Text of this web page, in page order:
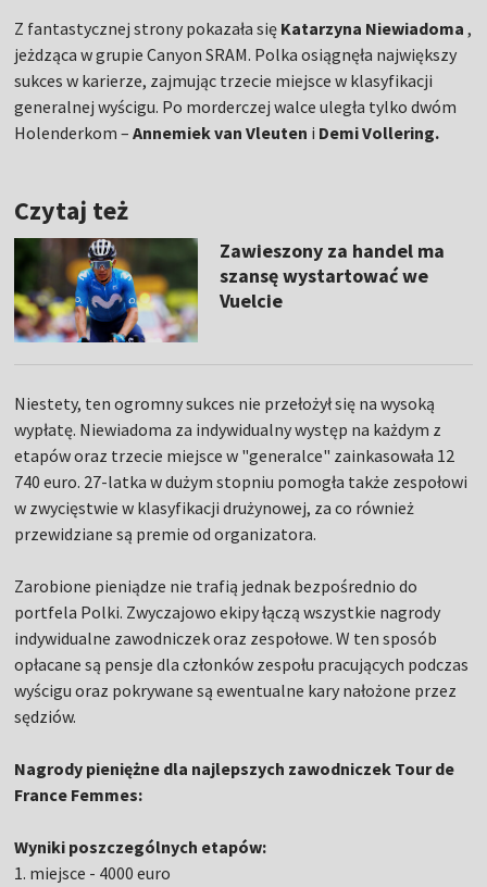
Z fantastycznej strony pokazała się Katarzyna Niewiadoma,
jeżdząca w grupie Canyon SRAM. Polka osiągnęła największy
sukces w karierze, zajmując trzecie miejsce w klasyfikacji
generalnej wyścigu. Po morderczej walce uległa tylko dwóm
Holenderkom –Annemiek van Vleuten i Demi Vollering.
Czytaj też
Zawieszony za handel ma
szansę wystartować we
Vuelcie
Niestety, ten ogromny sukces nie przełożył się na wysoką
wypłatę. Niewiadoma za indywidualny występ na każdym z
etapów oraz trzecie miejsce w "generalce" zainkasowała 12
740 euro. 27-latka w dużym stopniu pomogła także zespołowi
w zwycięstwie w klasyfikacji drużynowej, za co również
przewidziane są premie od organizatora.
Zarobione pieniądze nie trafią jednak bezpośrednio do
portfela Polki. Zwyczajowo ekipy łączą wszystkie nagrody
indywidualne zawodniczek oraz zespołowe. W ten sposób
opłacane są pensje dla członków zespołu pracujących podczas
wyścigu oraz pokrywane są ewentualne kary nałożone przez
sędziów.
Nagrody pieniężne dla najlepszych zawodniczek Tour de
France Femmes:
Wyniki poszczególnych etapów:
1. miejsce - 4000 euro